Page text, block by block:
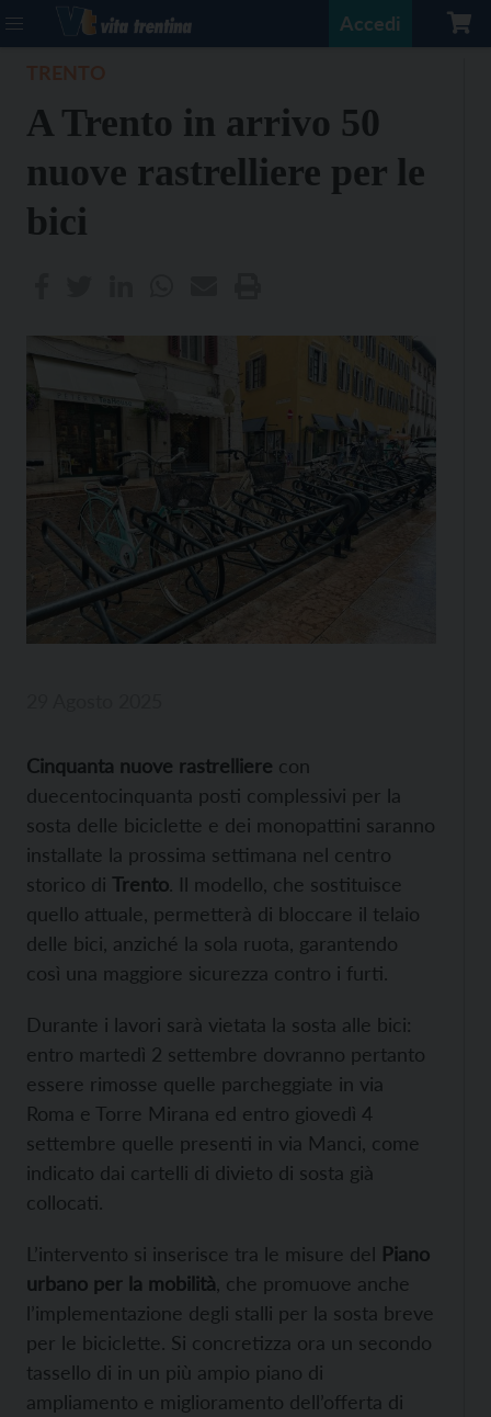
Accedi
A Trento in arrivo 50
nuove rastrelliere per le
bici
Cinquanta nuove rastrelliere con
duecentocinquanta posti complessivi per la
sosta delle biciclette e dei monopattini saranno
installate la prossima settimana nel centro
storico di Trento. Il modello, che sostituisce
quello attuale, permetterà di bloccare il telaio
delle bici, anziché la sola ruota, garantendo
così una maggiore sicurezza contro i furti.
Durante i lavori sarà vietata la sosta alle bici:
entro martedì 2 settembre dovranno pertanto
essere rimosse quelle parcheggiate in via
Roma e Torre Mirana ed entro giovedì 4
settembre quelle presenti in via Manci, come
indicato dai cartelli di divieto di sosta già
collocati.
L’intervento si inserisce tra le misure del Piano
urbano per la mobilità , che promuove anche
l’implementazione degli stalli per la sosta breve
per le biciclette. Si concretizza ora un secondo
tassello di in un più ampio piano di
ampliamento e miglioramento dell’offerta di